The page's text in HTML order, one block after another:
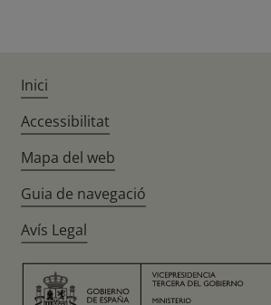
Inici
Accessibilitat
Mapa del web
Guia de navegació
Avís Legal